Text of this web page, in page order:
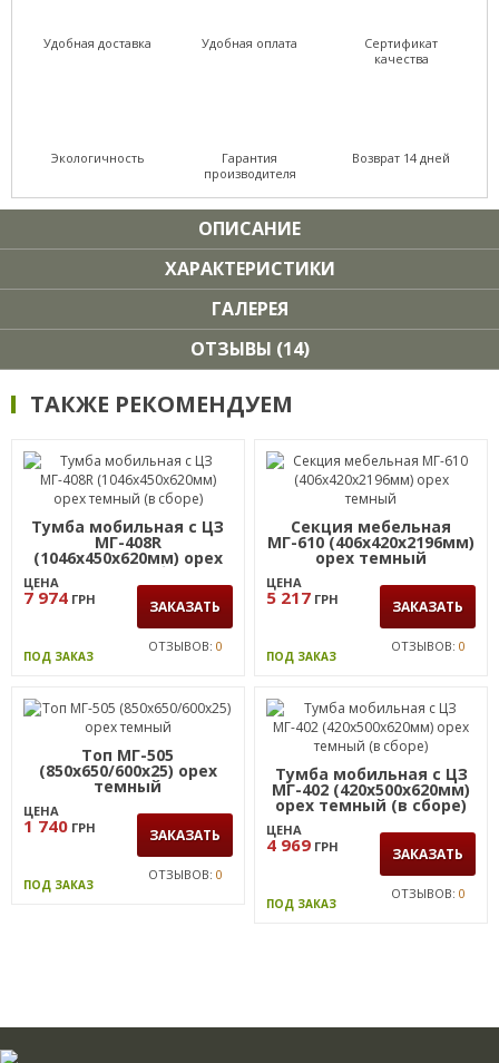
Удобная доставка Удобная оплата
Сертификат
качества
Экологичность
Гарантия
производителя
Возврат 14 дней
ОПИСАНИЕ
ХАРАКТЕРИСТИКИ
ГАЛЕРЕЯ
ОТЗЫВЫ (14)
ТАКЖЕ РЕКОМЕНДУЕМ
Тумба мобильная с ЦЗ
МГ-408R
(1046х450х620мм) орех
темный (в сборе)
ЦЕНА
7 974 ГРН ЗАКАЗАТЬ
ПОД ЗАКАЗ
ОТЗЫВОВ: 0
Секция мебельная
МГ-610 (406х420х2196мм)
орех темный
ЦЕНА
5 217 ГРН ЗАКАЗАТЬ
ПОД ЗАКАЗ
ОТЗЫВОВ: 0
Топ МГ-505
(850х650/600х25) орех
темный
ЦЕНА
1 740 ГРН ЗАКАЗАТЬ
ПОД ЗАКАЗ
ОТЗЫВОВ: 0
Тумба мобильная с ЦЗ
МГ-402 (420х500х620мм)
орех темный (в сборе)
ЦЕНА
4 969 ГРН ЗАКАЗАТЬ
ПОД ЗАКАЗ
ОТЗЫВОВ: 0